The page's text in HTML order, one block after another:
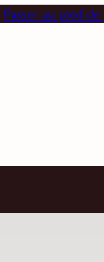
Passer au pied de